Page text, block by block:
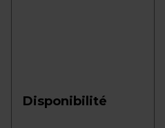
Disponibilité